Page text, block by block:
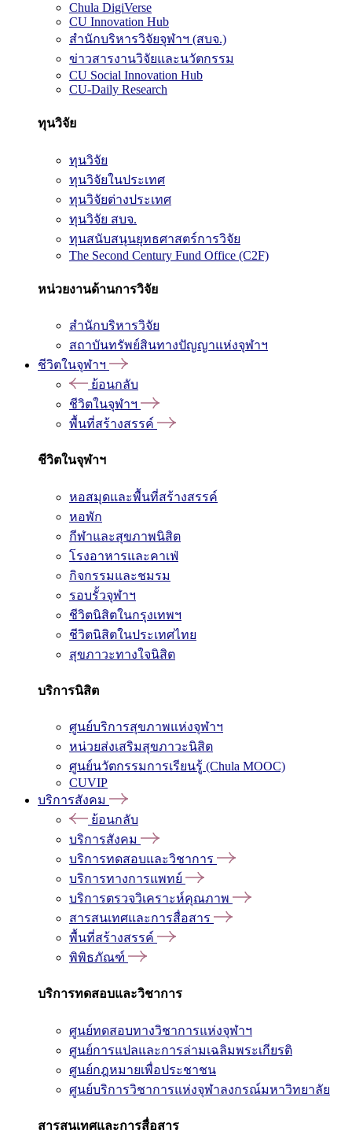
Chula DigiVerse
CU Innovation Hub
สำนักบริหารวิจัยจุฬาฯ (สบจ.)
ข่าวสารงานวิจัยและนวัตกรรม
CU Social Innovation Hub
CU-Daily Research
ทุนวิจัย
ทุนวิจัย
ทุนวิจัยในประเทศ
ทุนวิจัยต่างประเทศ
ทุนวิจัย สบจ.
ทุนสนับสนุนยุทธศาสตร์การวิจัย
The Second Century Fund Office (C2F)
หน่วยงานด้านการวิจัย
สำนักบริหารวิจัย
สถาบันทรัพย์สินทางปัญญาแห่งจุฬาฯ
ชีวิตในจุฬาฯ
ย้อนกลับ
ชีวิตในจุฬาฯ
พื้นที่สร้างสรรค์
ชีวิตในจุฬาฯ
หอสมุดและพื้นที่สร้างสรรค์
หอพัก
กีฬาและสุขภาพนิสิต
โรงอาหารและคาเฟ่
กิจกรรมและชมรม
รอบรั้วจุฬาฯ
ชีวิตนิสิตในกรุงเทพฯ
ชีวิตนิสิตในประเทศไทย
สุขภาวะทางใจนิสิต
บริการนิสิต
ศูนย์บริการสุขภาพแห่งจุฬาฯ
หน่วยส่งเสริมสุขภาวะนิสิต
ศูนย์นวัตกรรมการเรียนรู้ (Chula MOOC)
CUVIP
บริการสังคม
ย้อนกลับ
บริการสังคม
บริการทดสอบและวิชาการ
บริการทางการแพทย์
บริการตรวจวิเคราะห์คุณภาพ
สารสนเทศและการสื่อสาร
พื้นที่สร้างสรรค์
พิพิธภัณฑ์
บริการทดสอบและวิชาการ
ศูนย์ทดสอบทางวิชาการแห่งจุฬาฯ
ศูนย์การแปลและการล่ามเฉลิมพระเกียรติ
ศูนย์กฎหมายเพื่อประชาชน
ศูนย์บริการวิชาการแห่งจุฬาลงกรณ์มหาวิทยาลัย
สารสนเทศและการสื่อสาร